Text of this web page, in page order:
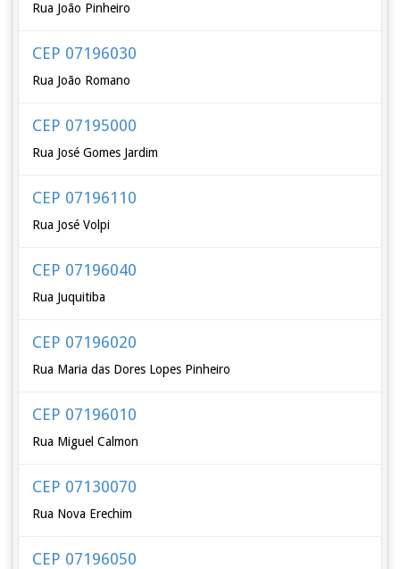
Rua João Pinheiro
CEP 07196030
Rua João Romano
CEP 07195000
Rua José Gomes Jardim
CEP 07196110
Rua José Volpi
CEP 07196040
Rua Juquitiba
CEP 07196020
Rua Maria das Dores Lopes Pinheiro
CEP 07196010
Rua Miguel Calmon
CEP 07130070
Rua Nova Erechim
CEP 07196050